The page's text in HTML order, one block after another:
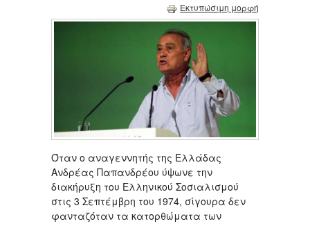
Εκτυπώσιμη μορφή
Όταν ο αναγεννητής της Ελλάδας
Ανδρέας Παπανδρέου ύψωνε την
διακήρυξη του Ελληνικού Σοσιαλισμού
στις 3 Σεπτέμβρη του 1974, σίγουρα δεν
φανταζόταν τα κατορθώματα των